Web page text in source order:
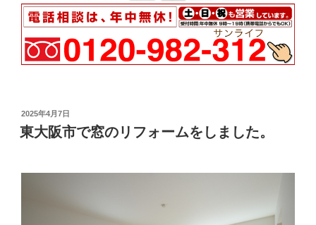
投
稿
日:
2025年4月7日
東大阪市で窓のリフォームをしました。